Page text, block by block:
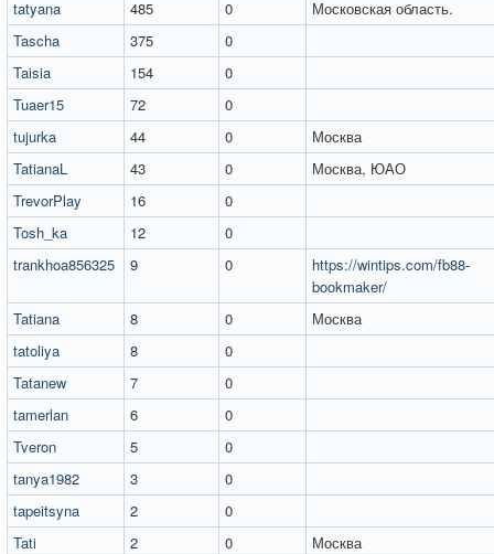
tatyana
485 0
Московская область.
Tascha
375
0
Taisia
154
0
Tuaer15
72
0
tujurka
44 0
Москва
TatianaL
43 0
Москва, ЮАО
TrevorPlay
16
0
Tosh_ka
12
0
trankhoa856325
9 0
https://wintips.com/fb88-
bookmaker/
Tatiana
8 0
Москва
tatoliya
8
0
Tatanew
7
0
tamerlan
6
0
Tveron
5
0
tanya1982
3
0
tapeitsyna
2
0
Tati
2 0
Москва